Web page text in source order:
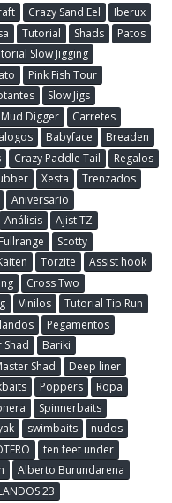
Crazy Sand Eel
Iberux
Tutorial Shads
Patos
Slow Jigging
Pink Fish Tour
Slow Jigs
Mud Digger
Carretes
Babyface
Breaden
Crazy Paddle Tail
Regalos
Xesta
Trenzados
Aniversario
Análisis
Ajist TZ
Fullrange
Scotty
Torzite
Assist hook
Cross Two
Vinilos
Tutorial Tip Run
Pegamentos
Shad
Bariki
Shad
Deep liner
Poppers
Ropa
Spinnerbaits
swimbaits
nudos
ten feet under
Alberto Burundarena
23